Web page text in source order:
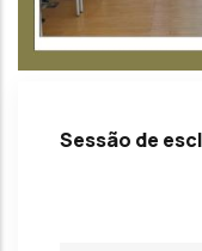
Sessão de